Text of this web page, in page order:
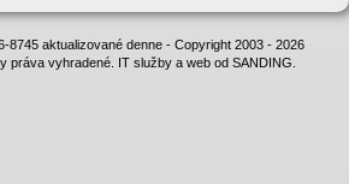
8745 aktualizované denne - Copyright 2003 - 2026
práva vyhradené. IT služby a web od SANDING.